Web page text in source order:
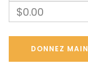
$0.00